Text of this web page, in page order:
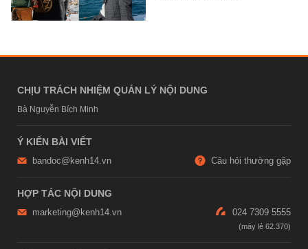
CHỊU TRÁCH NHIỆM QUẢN LÝ NỘI DUNG
Bà Nguyễn Bích Minh
Ý KIẾN BÀI VIẾT
bandoc@kenh14.vn Câu hỏi thường gặp
HỢP TÁC NỘI DUNG
marketing@kenh14.vn 024 7309 5555